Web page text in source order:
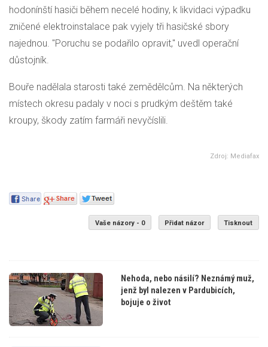
hodonínští hasiči během necelé hodiny, k likvidaci výpadku
zničené elektroinstalace pak vyjely tři hasičské sbory
najednou. "Poruchu se podařilo opravit," uvedl operační
důstojník.
Bouře nadělala starosti také zemědělcům. Na některých
místech okresu padaly v noci s prudkým deštěm také
kroupy, škody zatím farmáři nevyčíslili.
Zdroj: Mediafax
Vaše názory - 0 Přidat názor Tisknout
Nehoda, nebo násilí? Neznámý muž,
jenž byl nalezen v Pardubicích,
bojuje o život